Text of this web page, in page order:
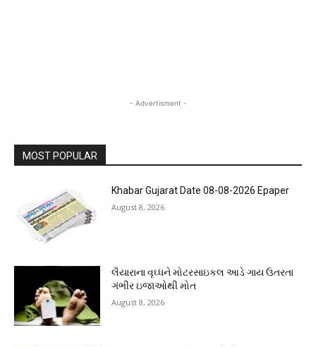
- Advertisment -
MOST POPULAR
Khabar Gujarat Date 08-08-2026 Epaper
August 8, 2026
લૈયારાના વૃઘ્ધને મોટરસાઇકલ આડે ગાય ઉતરતા
ગંભીર ઇજાઓથી મોત
August 8, 2026